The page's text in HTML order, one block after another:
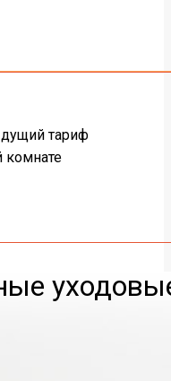
тариф
комнате